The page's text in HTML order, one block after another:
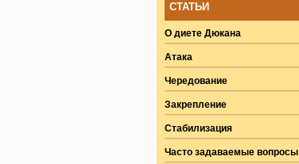
СТАТЬИ
О диете Дюкана
Атака
Чередование
Закрепление
Стабилизация
Часто задаваемые вопросы